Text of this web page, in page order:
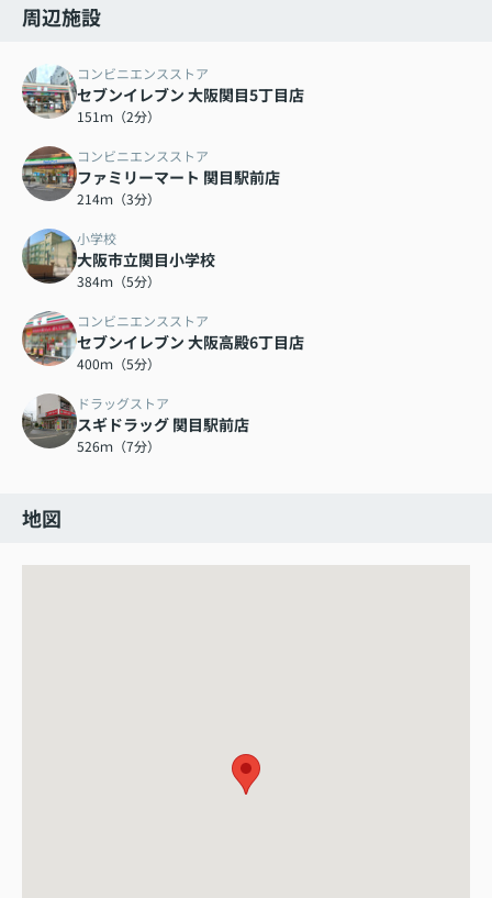
周辺施設
コンビニエンスストア
セブンイレブン 大阪関目5丁目店
151ｍ（2分）
コンビニエンスストア
ファミリーマート 関目駅前店
214ｍ（3分）
小学校
大阪市立関目小学校
384ｍ（5分）
コンビニエンスストア
セブンイレブン 大阪高殿6丁目店
400ｍ（5分）
ドラッグストア
スギドラッグ 関目駅前店
526ｍ（7分）
地図